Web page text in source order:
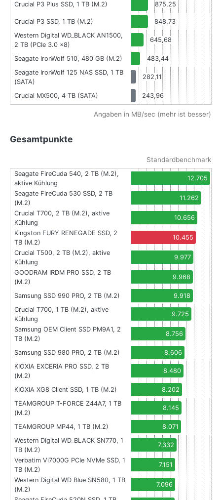
Crucial P3 Plus SSD, 1 TB (M.2) 875,25
Crucial P3 SSD, 1 TB (M.2)
848,73
Western Digital WD_BLACK AN1500,
2 TB (PCIe 3.0 x8)
645,68
Seagate IronWolf 510, 480 GB (M.2)
483,44
Seagate IronWolf 125 NAS SSD, 1 TB
(SATA)
282,11
Crucial MX500, 4 TB (SATA) 243,96
Angaben in MB/sec (mehr ist besser)
Gesamtpunkte
Standardbenchmark
Seagate FireCuda 540, 2 TB (M.2),
aktive Kühlung
12.705
Seagate FireCuda 530 SSD, 2 TB
(M.2)
11.262
Crucial T700, 2 TB (M.2), aktive
Kühlung
10.656
Kingston FURY RENEGADE SSD, 2
TB (M.2)
10.455
Crucial T500, 2 TB (M.2), aktive
Kühlung
9.977
GOODRAM IRDM PRO SSD, 2 TB
(M.2)
9.968
Samsung SSD 990 PRO, 2 TB (M.2)
9.918
Crucial T700, 1 TB (M.2), aktive
Kühlung
9.725
Samsung OEM Client SSD PM9A1, 2
TB (M.2)
8.756
Samsung SSD 980 PRO, 2 TB (M.2)
8.606
KIOXIA EXCERIA PRO SSD, 2 TB
(M.2)
8.480
KIOXIA XG8 Client SSD, 1 TB (M.2)
8.202
TEAMGROUP T-FORCE Z44A7, 1 TB
(M.2)
8.145
TEAMGROUP MP44, 1 TB (M.2)
8.071
Western Digital WD_BLACK SN770, 1
TB (M.2)
7.332
Verbatim Vi7000G PCIe NVMe SSD, 1
TB (M.2)
7.151
Western Digital WD Blue SN580, 1 TB
(M.2)
7.096